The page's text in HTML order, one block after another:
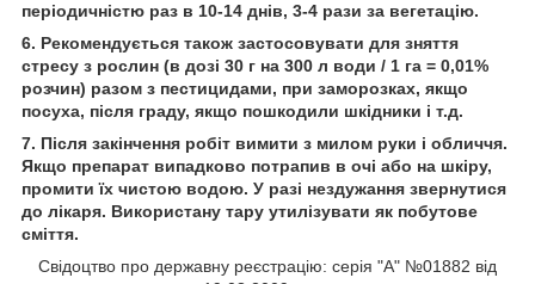
періодичністю раз в 10-14 днів, 3-4 рази за вегетацію.
6. Рекомендується також застосовувати для зняття
стресу з рослин (в дозі 30 г на 300 л води / 1 га = 0,01%
розчин) разом з пестицидами, при заморозках, якщо
посуха, після граду, якщо пошкодили шкідники і т.д.
7. Після закінчення робіт вимити з милом руки і обличчя.
Якщо препарат випадково потрапив в очі або на шкіру,
промити їх чистою водою. У разі нездужання звернутися
до лікаря. Використану тару утилізувати як побутове
сміття.
Свідоцтво про державну реєстрацію: серія "А" №01882 від